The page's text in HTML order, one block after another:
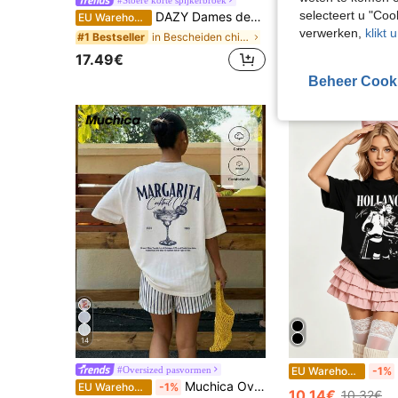
EU Warehouse DAZY Dames denim shorts jorts met kattenwhiskers, gebleekt, recht model, knielengte
#1 Bestseller in Bescheiden chic Vrouwen Denim
17.49€
#5 Bestseller
6.00€ 6.89€
14
#Oversized pasvormen
EU Warehouse -1% Muchica Oversized casual cocktailparty T-shirt met grafische print, ronde hals en korte mouwen, losvallend damesmodel, geschikt voor dagelijks woon-werkverkeer,デート,bijeenkomsten, herfst/winter/zomer, Kerstmis, Nieuwjaar, Thanksgiving, feestjes, bruiloften, strand, afstuderen, mode, elegant, casual, uitjes,デート,reserveringen, woon-werkverkeer, glanzend, Valentijnsdag, elegant, vakantie, casual, Y2K, uitstapjes, afstuderen en andere gelegenheden.
EU Warehouse -1%
10.32€
selecteert u
verwerken, klikt
Beheer